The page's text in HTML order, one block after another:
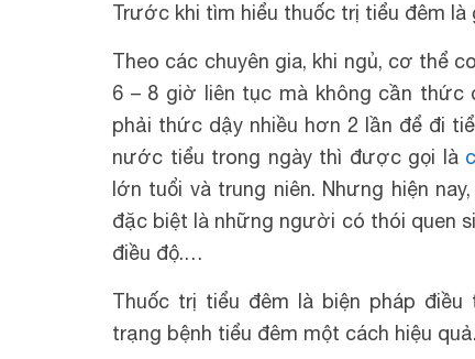
Trước khi tìm hiểu thuốc trị tiểu đêm
Theo các chuyên gia, khi ngủ, cơ thể
6 – 8 giờ liên tục mà không cần thức
phải thức dậy nhiều hơn 2 lần để đi
nước tiểu trong ngày thì được gọi là
lớn tuổi và trung niên. Nhưng hiện
đặc biệt là những người có thói quen
điều độ.…
Thuốc trị tiểu đêm là biện pháp
trạng bệnh tiểu đêm một cách hiệu quả.